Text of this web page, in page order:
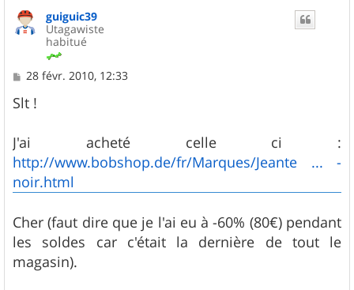
guiguic39
Utagawiste
habitué
M
s
s
g
e
28 févr. 2010, 12:33
Slt !
J'ai acheté celle ci :
http://www.bobshop.de/fr/Marques/Jeante ... -
noir.html
Cher (faut dire que je l'ai eu à -60% (80€) pendant
les soldes car c'était la dernière de tout le
magasin).